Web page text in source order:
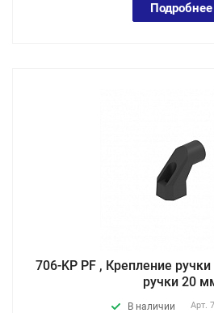
Подробнее
706-KP PF , Крепление
ручки 20
В наличии Арт.